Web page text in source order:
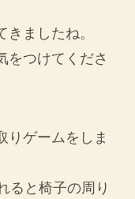
ましたね。
をつけてくださ
りゲームをしま
ると椅子の周り